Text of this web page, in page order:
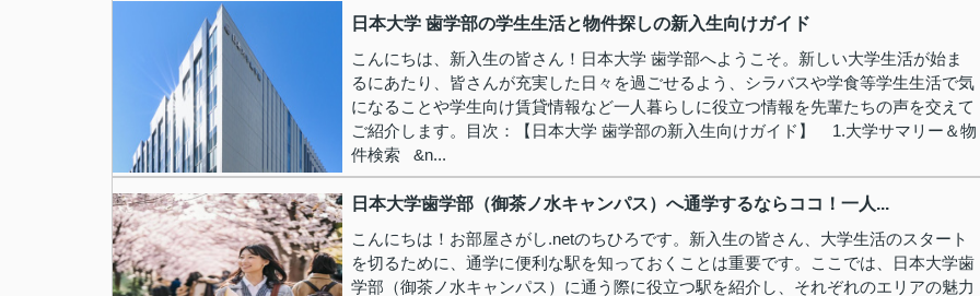
日本大学 歯学部の学生生活と物件探しの新入生向けガイド
こんにちは、新入生の皆さん！日本大学 歯学部へようこそ。新しい大学生活が始ま
るにあたり、皆さんが充実した日々を過ごせるよう、シラバスや学食等学生生活で気
になることや学生向け賃貸情報など一人暮らしに役立つ情報を先輩たちの声を交えて
ご紹介します。目次：【日本大学 歯学部の新入生向けガイド】 1.大学サマリー＆物
件検索 &n...
日本大学歯学部（御茶ノ水キャンパス）へ通学するならココ！一人...
こんにちは！お部屋さがし.netのちひろです。新入生の皆さん、大学生活のスタート
を切るために、通学に便利な駅を知っておくことは重要です。ここでは、日本大学歯
学部（御茶ノ水キャンパス）に通う際に役立つ駅を紹介し、それぞれのエリアの魅力